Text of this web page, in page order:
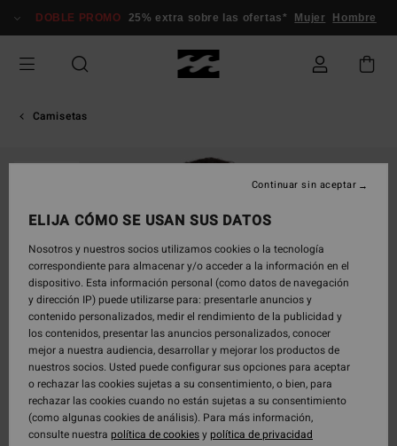
información
DOBLE PROMO 25% extra sobre las ofertas* Mujer Hombre
Camisetas
ELIJA CÓMO SE USAN SUS DATOS
Nosotros y nuestros socios utilizamos cookies o la tecnología
correspondiente para almacenar y/o acceder a la información en el
dispositivo. Esta información personal (como datos de navegación
y dirección IP) puede utilizarse para: presentarle anuncios y
contenido personalizados, medir el rendimiento de la publicidad y
los contenidos, presentar las anuncios personalizados, conocer
mejor a nuestra audiencia, desarrollar y mejorar los productos de
nuestros socios. Usted puede configurar sus opciones para aceptar
o rechazar las cookies sujetas a su consentimiento, o bien, para
rechazar las cookies cuando no están sujetas a su consentimiento
(como algunas cookies de análisis). Para más información,
consulte nuestra política de cookiesypolítica de privacidad
Continuar sin aceptar